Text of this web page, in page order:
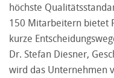
höchste
150 Mitarbeitern bietet
kurze
Dr. Stefan Diesner,
wird das Unternehmen